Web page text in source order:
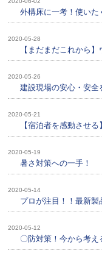
外構床に一考！使いた
2020-05-28
【まだまだこれから
2020-05-26
建設現場の安心・安全
2020-05-21
【宿泊者を感動させ
2020-05-19
暑さ対策への一手！
2020-05-14
プロが注目！！最新製
2020-05-12
〇防対策！今から考